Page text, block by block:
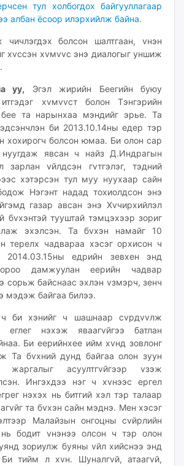
тул холбогдох байгууллагаар
албан ёсоор илэрхийлж байна.
болсон шалтгаан, vнэн
хvссэн хvмvvс энэ диалогыг уншиж
уу, Эгэл жирийн Беегийн буюу
хvмvvст болон Тэнгэрийн
та нарынхаа мэндийг эрье. Та
би 2013.10.14ны едер тэр
хохирогч болсон юмаа. Би олон сар
явсан ч найз Д.Индрагын
зарлан vйлдсэн гvтгэлэг, тэдний
хэтэрсэн тул муу нуухаар сайн
Нэгэнт надад тохиолдсон энэ
газар авсан энэ Хvчирхийлэл
бvхэнтэй тууштай тэмцэхээр зориг
эхэлсэн. Та бvхэн намайг 10
терелх чадвараа хэсэг орхисон ч
2014.03.15ны едрийн зевхен энд
дамжуулан еерийн чадвар
сорьж байснаас эхлэн vзмэрч, зенч
мэдэж байгаа билээ.
би хэнийг ч шашнаар cvрдvvлж
нэхэж яваагvйгээ батлан
Би еерийнхее ийм хvнд зовлонг
Та бvхний дунд байгаа олон зуун
жаргалыг асуултгvйгээр vзэж
Ингэхдээ нэг ч хvнээс ергел
нэхэх нь битгий хэл тэр талаар
та бvхэн сайн мэднэ. Мен хэсэг
Малайзын онгоцны сvйрлийн
бодит vнэнээ олсон ч тэр олон
зориулж буяны vйл хийснээ энд
тийм л хvн. Шуналгvй, атаагvй,